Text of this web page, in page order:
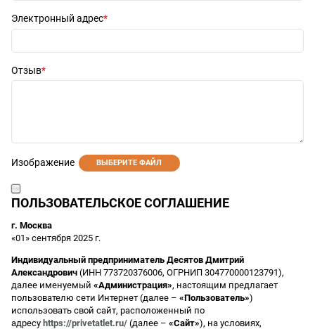
Электронный адрес
Отзыв
Изображение ВЫБЕРИТЕ ФАЙЛ
ПОЛЬЗОВАТЕЛЬСКОЕ СОГЛАШЕНИЕ
г. Москва
«01» сентября 2025 г.
Индивидуальный предприниматель Десятов Дмитрий
Александрович (ИНН 773720376006, ОГРНИП 304770000123791),
далее именуемый «Администрация», настоящим предлагает
пользователю сети Интернет (далее – «Пользователь»)
использовать свой сайт, расположенный по
адресу https://privetatlet.ru/ (далее – «Сайт»), на условиях,